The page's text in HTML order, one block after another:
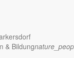
& Bildung